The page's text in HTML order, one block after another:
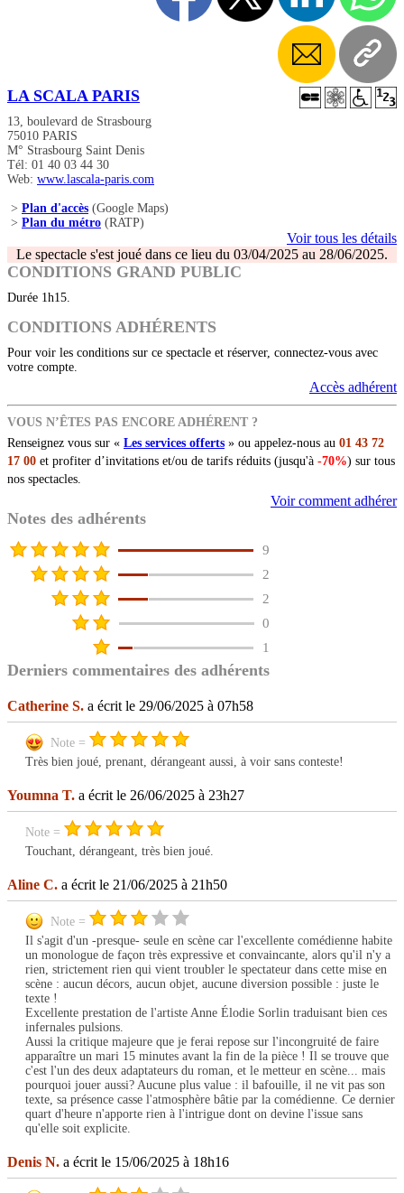
LA SCALA PARIS
13, boulevard de Strasbourg
75010 PARIS
M° Strasbourg Saint Denis
Tél: 01 40 03 44 30
Web: www.lascala-paris.com
> Plan d'accès (Google Maps)
> Plan du métro (RATP)
Voir tous les détails
Le spectacle s'est joué dans ce lieu du 03/04/2025 au 28/06/2025.
CONDITIONS GRAND PUBLIC
Durée 1h15.
CONDITIONS ADHÉRENTS
Pour voir les conditions sur ce spectacle et réserver, connectez-vous avec
votre compte.
Accès adhérent
VOUS N’ÊTES PAS ENCORE ADHÉRENT ?
Renseignez vous sur « Les services offerts » ou appelez-nous au 01 43 72
17 00 et profiter d’invitations et/ou de tarifs réduits (jusqu'à -70%) sur tous
nos spectacles.
Voir comment adhérer
Notes des adhérents
9
2
2
0
1
Derniers commentaires des adhérents
Catherine S. a écrit le 29/06/2025 à 07h58
Note =
Très bien joué, prenant, dérangeant aussi, à voir sans conteste!
Youmna T. a écrit le 26/06/2025 à 23h27
Note =
Touchant, dérangeant, très bien joué.
Aline C. a écrit le 21/06/2025 à 21h50
Note =
Il s'agit d'un -presque- seule en scène car l'excellente comédienne habite
un monologue de façon très expressive et convaincante, alors qu'il n'y a
rien, strictement rien qui vient troubler le spectateur dans cette mise en
scène : aucun décors, aucun objet, aucune diversion possible : juste le
texte !
Excellente prestation de l'artiste Anne Élodie Sorlin traduisant bien ces
infernales pulsions.
Aussi la critique majeure que je ferai repose sur l'incongruité de faire
apparaître un mari 15 minutes avant la fin de la pièce ! Il se trouve que
c'est l'un des deux adaptateurs du roman, et le metteur en scène... mais
pourquoi jouer aussi? Aucune plus value : il bafouille, il ne vit pas son
texte, sa présence casse l'atmosphère bâtie par la comédienne. Ce dernier
quart d'heure n'apporte rien à l'intrigue dont on devine l'issue sans
qu'elle soit explicite.
Denis N. a écrit le 15/06/2025 à 18h16